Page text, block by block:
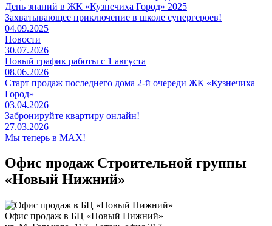
День знаний в ЖК «Кузнечиха Город» 2025
Захватывающее приключение в школе супергероев!
04.09.2025
Новости
30.07.2026
Новый график работы с 1 августа
08.06.2026
Старт продаж последнего дома 2-й очереди ЖК «Кузнечиха
Город»
03.04.2026
Забронируйте квартиру онлайн!
27.03.2026
Мы теперь в MAX!
Офис продаж Строительной группы
«Новый Нижний»
Офис продаж в БЦ «Новый Нижний»